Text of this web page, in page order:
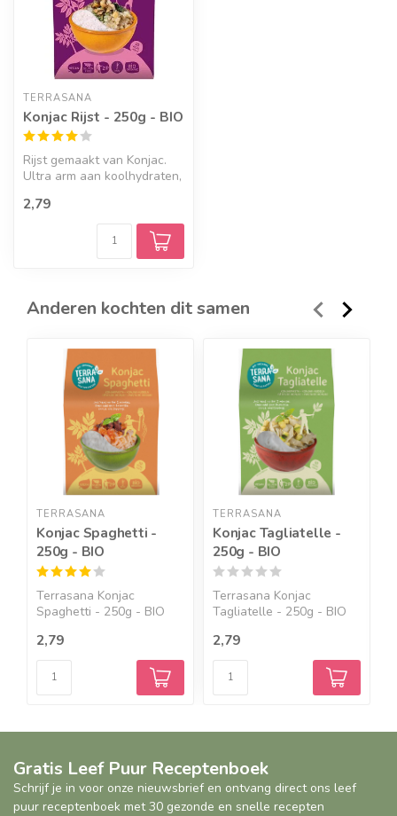
TERRASANA
Konjac Rijst - 250g - BIO
Rijst gemaakt van Konjac.
Ultra arm aan koolhydraten,
2,79
Anderen kochten dit samen
TERRASANA
Konjac Spaghetti -
250g - BIO
Terrasana Konjac
Spaghetti - 250g - BIO
2,79
TERRASANA
Konjac Tagliatelle -
250g - BIO
Terrasana Konjac
Tagliatelle - 250g - BIO
2,79
Gratis Leef Puur Receptenboek
Schrijf je in voor onze nieuwsbrief en ontvang direct ons leef
puur receptenboek met 30 gezonde en snelle recepten